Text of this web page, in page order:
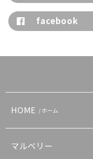
facebook
HOME / ホーム
マルベリー